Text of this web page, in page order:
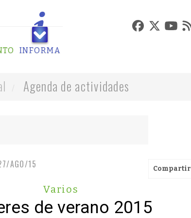
INFORMA
Agenda de actividades
AGO/15 Compartir
Varios
de verano 2015